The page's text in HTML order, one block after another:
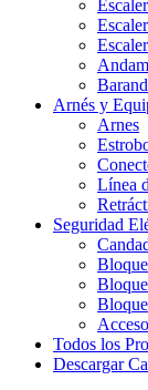
Arnés y
Arnes
Línea
Seguridad
Todos los
Descargar